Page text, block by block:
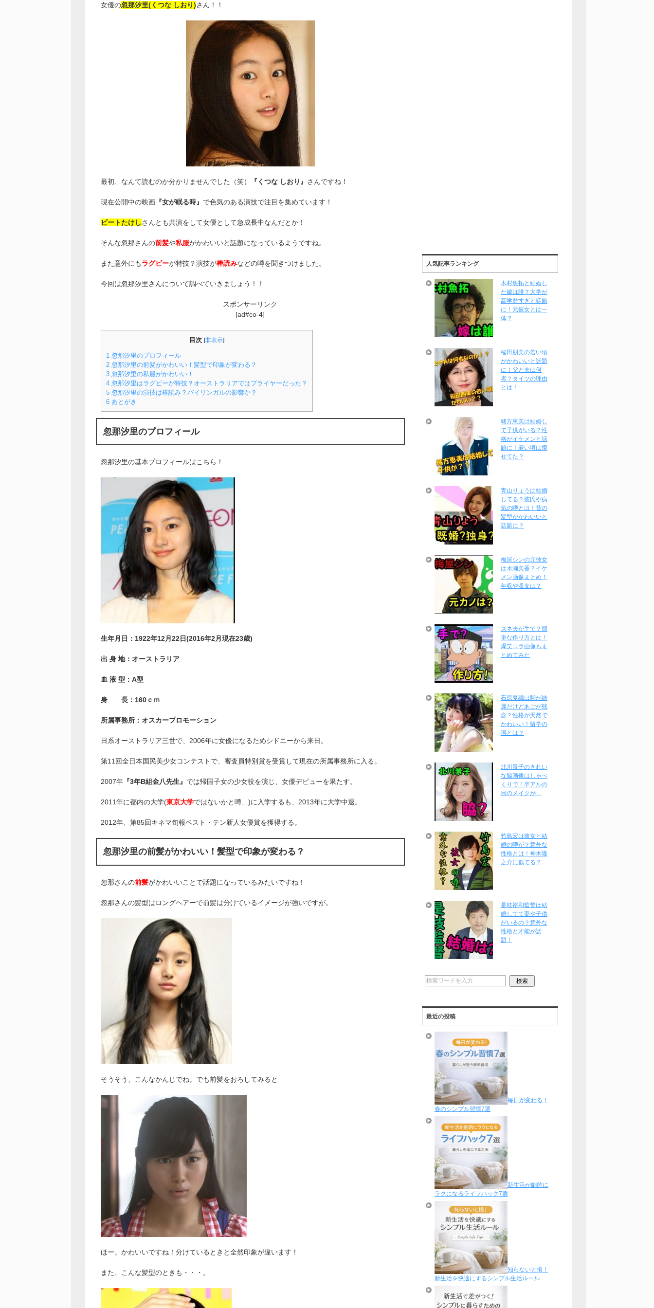
女優の忽那汐里(くつな しおり)さん！！
最初、なんて読むのか分かりませんでした（笑） 『くつな しおり』 さんですね！
現在公開中の映画 『女が眠る時』 で色気のある演技で注目を集めています！
ビートたけしさんとも共演をして女優として急成長中なんだとか！
そんな忽那さんの前髪や私服がかわいいと話題になっているようですね。
また意外にもラグビーが特技？演技が棒読みなどの噂を聞きつけました。
今回は忽那汐里さんについて調べていきましょう！！
スポンサーリンク
[ad#co-4]
目次 [非表示]
1 忽那汐里のプロフィール
2 忽那汐里の前髪がかわいい！髪型で印象が変わる？
3 忽那汐里の私服がかわいい！
4 忽那汐里はラグビーが特技？オーストラリアではプライヤーだった？
5 忽那汐里の演技は棒読み？バイリンガルの影響か？
6 あとがき
忽那汐里のプロフィール
忽那汐里の基本プロフィールはこちら！
生年月日：1922年12月22日(2016年2月現在23歳)
出 身 地：オーストラリア
血 液 型：A型
身 長：160ｃｍ
所属事務所：オスカープロモーション
日系オーストラリア三世で、2006年に女優になるためシドニーから来日。
第11回全日本国民美少女コンテストで、審査員特別賞を受賞して現在の所属事務所に入る。
2007年 『3年B組金八先生』 では帰国子女の少女役を演じ、女優デビューを果たす。
2011年に都内の大学(東京大学ではないかと噂…)に入学するも、2013年に大学中退。
2012年、第85回キネマ旬報ベスト・テン新人女優賞を獲得する。
忽那汐里の前髪がかわいい！髪型で印象が変わる？
忽那さんの前髪がかわいいことで話題になっているみたいですね！
忽那さんの髪型はロングヘアーで前髪は分けているイメージが強いですが。
そうそう、こんなかんじでね。でも前髪をおろしてみると
ほー。かわいいですね！分けているときと全然印象が違います！
また、こんな髪型のときも・・・。
人気記事ランキング
木村魚拓と結婚し
た嫁は誰？大学が
高学歴すぎと話題
に！元彼女とは一
体？
稲田朋美の若い頃
がかわいいと話題
に！父と夫は何
者？タイツの理由
とは！
緒方恵美は結婚し
て子供がいる？性
格がイケメンと話
題に！若い頃は痩
せてた？
青山りょうは結婚
してる？彼氏や病
気の噂とは！昔の
髪型がかわいいと
話題に？
梅屋シンの元彼女
は水瀬美香？イケ
メン画像まとめ！
年収や収支は？
スネ夫が手で？簡
単な作り方とは！
爆笑コラ画像もま
とめてみた
石原夏織は脚が綺
麗だけどあごが残
念？性格が天然で
かわいい！留学の
噂とは？
北川景子のきれい
な脇画像はしゃべ
くりで！卒アルの
目のメイクが…
竹島宏は彼女と結
婚の噂が？意外な
性格とは！神木隆
之介に似てる？
是枝裕和監督は結
婚してて妻や子供
がいるの？意外な
性格と才能が話
題！
最近の投稿
毎日が変わる！
春のシンプル習慣7選
新生活が劇的に
ラクになるライフハック7選
知らないと損！
新生活を快適にするシンプル生活ルール